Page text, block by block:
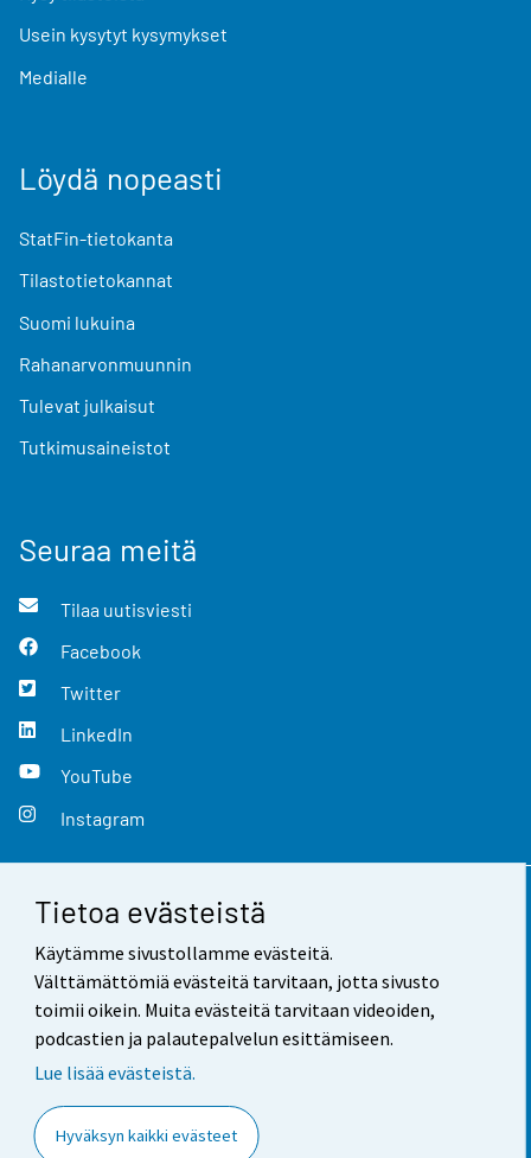
Tietoa evästeistä
Käytämme sivustollamme evästeitä.
Välttämättömiä evästeitä tarvitaan, jotta sivusto
toimii oikein. Muita evästeitä tarvitaan videoiden,
podcastien ja palautepalvelun esittämiseen.
Lue lisää evästeistä.
Hyväksyn kaikki evästeet
Usein kysytyt kysymykset
Medialle
Löydä nopeasti
StatFin-tietokanta
Tilastotietokannat
Suomi lukuina
Rahanarvonmuunnin
Tulevat julkaisut
Tutkimusaineistot
Seuraa meitä
Tilaa uutisviesti
Facebook
Twitter
LinkedIn
YouTube
Instagram
Yhteystiedot
Palaute
Käyttöehdot
Saavutettavuus